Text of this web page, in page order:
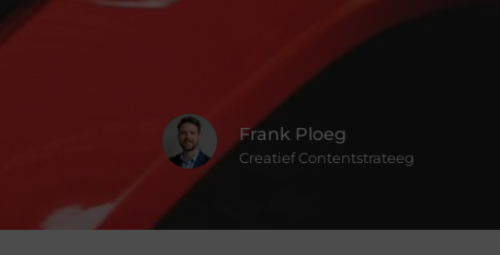
Frank Ploeg
Creatief Contentstrateeg